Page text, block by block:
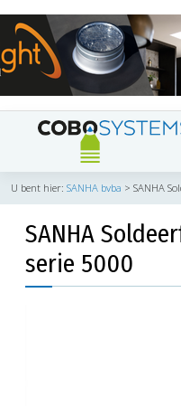
U bent hier: SANHA bvba > SANHA
SANHA
serie 5000